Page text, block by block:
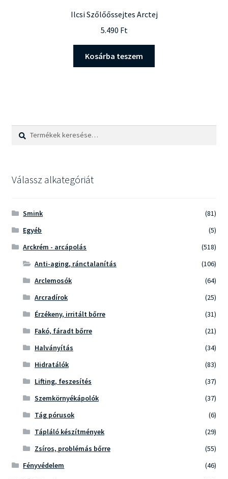
Ilcsi Szőlőőssejtes Arctej
5.490 Ft
Kosárba teszem
Keresés
Keresés
Válassz alkategóriát
Smink
(81)
Egyéb
(5)
Arckrém - arcápolás
(518)
Anti-aging, ránctalanítás
(106)
Arclemosók
(64)
Arcradírok
(25)
Érzékeny, irritált bőrre
(31)
Fakó, fáradt bőrre
(21)
Halványítás
(34)
Hidratálók
(83)
Lifting, feszesítés
(37)
Szemkörnyékápolók
(37)
Tág pórusok
(6)
Tápláló készítmények
(29)
Zsíros, problémás bőrre
(55)
Fényvédelem
(46)